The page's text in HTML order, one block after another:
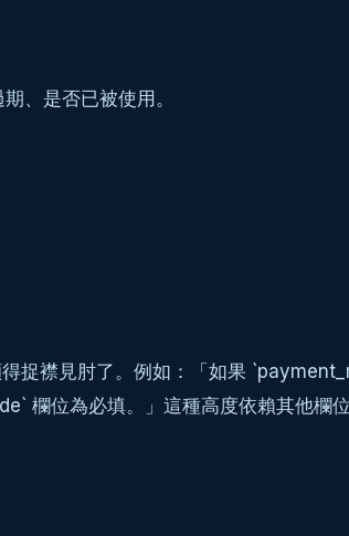
、是否已被使用。
捉襟見肘了。例如：「如果
欄位為必填。」這種高度依賴其他欄